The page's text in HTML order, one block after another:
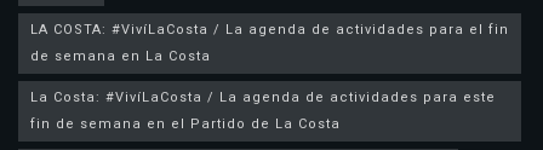
LA COSTA: #VivíLaCosta / La agenda de actividades para el fin
de semana en La Costa
La Costa: #VivíLaCosta / La agenda de actividades para este
fin de semana en el Partido de La Costa